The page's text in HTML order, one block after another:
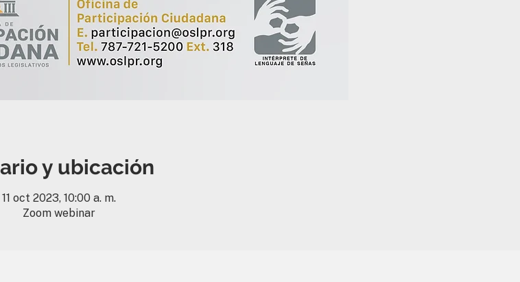
y ubicación
11 oct 2023, 10:00 a. m.
Zoom webinar